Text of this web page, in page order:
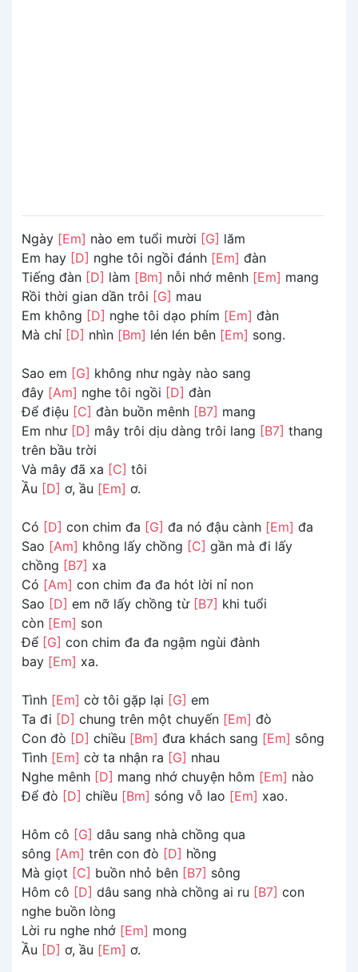
Ngày [Em] nào em tuổi mười [G] lăm
Em hay [D] nghe tôi ngồi đánh [Em] đàn
Tiếng đàn [D] làm [Bm] nỗi nhớ mênh [Em] mang
Rồi thời gian dần trôi [G] mau
Em không [D] nghe tôi dạo phím [Em] đàn
Mà chỉ [D] nhìn [Bm] lén lén bên [Em] song.
Sao em [G] không như ngày nào sang
đây [Am] nghe tôi ngồi [D] đàn
Để điệu [C] đàn buồn mênh [B7] mang
Em như [D] mây trôi dịu dàng trôi lang [B7] thang
trên bầu trời
Và mây đã xa [C] tôi
Ầu [D] ơ, ầu [Em] ơ.
Có [D] con chim đa [G] đa nó đậu cành [Em] đa
Sao [Am] không lấy chồng [C] gần mà đi lấy
chồng [B7] xa
Có [Am] con chim đa đa hót lời nỉ non
Sao [D] em nỡ lấy chồng từ [B7] khi tuổi
còn [Em] son
Để [G] con chim đa đa ngậm ngùi đành
bay [Em] xa.
Tình [Em] cờ tôi gặp lại [G] em
Ta đi [D] chung trên một chuyến [Em] đò
Con đò [D] chiều [Bm] đưa khách sang [Em] sông
Tình [Em] cờ ta nhận ra [G] nhau
Nghe mênh [D] mang nhớ chuyện hôm [Em] nào
Để đò [D] chiều [Bm] sóng vỗ lao [Em] xao.
Hôm cô [G] dâu sang nhà chồng qua
sông [Am] trên con đò [D] hồng
Mà giọt [C] buồn nhỏ bên [B7] sông
Hôm cô [D] dâu sang nhà chồng ai ru [B7] con
nghe buồn lòng
Lời ru nghe nhớ [Em] mong
Ầu [D] ơ, ầu [Em] ơ.